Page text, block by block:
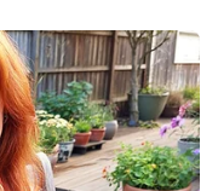
Pacific Airways Pacific
Erste Group Bank
Barrierefreiheit
Privatsphäre-Einstellungen